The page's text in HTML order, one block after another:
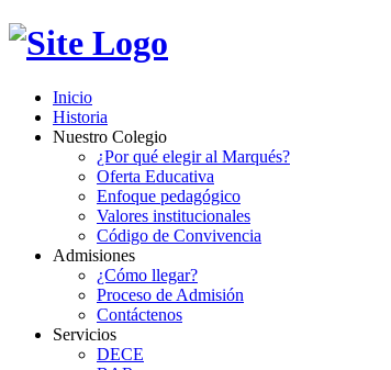
Inicio
Historia
Nuestro Colegio
¿Por qué elegir al Marqués?
Oferta Educativa
Enfoque pedagógico
Valores institucionales
Código de Convivencia
Admisiones
¿Cómo llegar?
Proceso de Admisión
Contáctenos
Servicios
DECE